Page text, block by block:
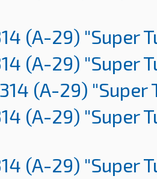
(A-29) "Super
(A-29) "Super
(A-29) "Super
(A-29) "Super
(A-29) "Super